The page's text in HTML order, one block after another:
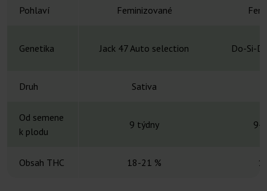
Pohlaví Feminizované
Genetika Jack 47 Auto selection Do-Si-
Druh Sativa
Od semene
k plodu
9 týdny 9-
Obsah THC 18-21 %